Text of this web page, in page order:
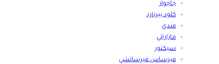
جاجوار
كلود بيرنارد
فندي
مازاراتي
سيكتور
فيرساس فيرساتشي